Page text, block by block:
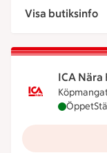
Visa butiksinfo
ICA Nära
ICA Nära
Öppet